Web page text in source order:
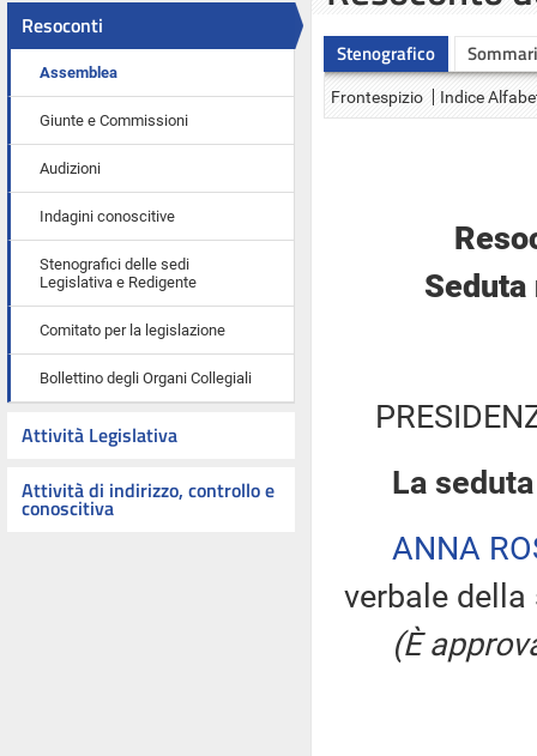
Resoconti
Assemblea
Giunte e Commissioni
Audizioni
Indagini conoscitive
Stenografici delle sedi
Legislativa e Redigente
Comitato per la legislazione
Bollettino degli Organi Collegiali
Attività Legislativa
Attività di indirizzo, controllo e
conoscitiva
Stenografico
Frontespizio Indice
La
ANNA
verbale
(È